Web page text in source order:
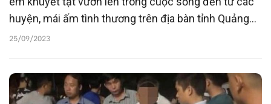
huyện, mái ấm tình thương trên địa bàn tỉnh Quảng
Trị đã nhận học bổng từ chương trình “Thắp sáng
25/09/2023